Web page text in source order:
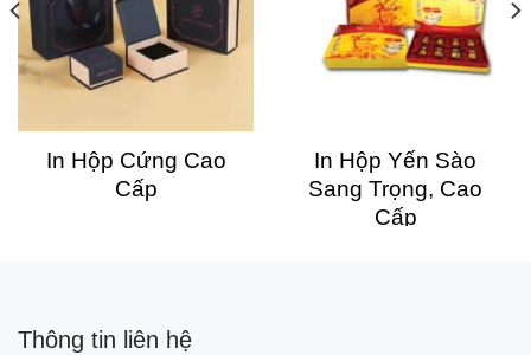
In Hộp Cứng Cao
Cấp
In Hộp Yến Sào
Sang Trọng, Cao
Cấp
Thông tin liên hệ